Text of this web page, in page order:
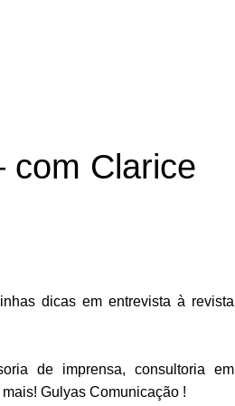
com Clarice
dicas em entrevista à revista
de imprensa, consultoria em
Gulyas Comunicação !